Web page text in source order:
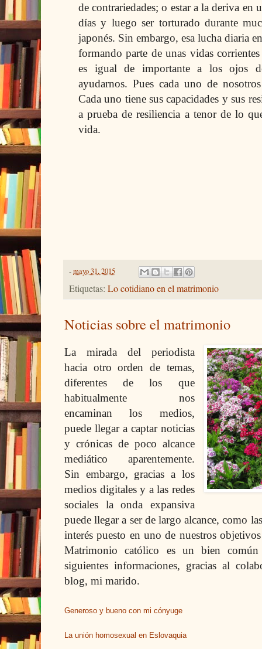
de contrariedades; o estar a la deriva en
días y luego ser torturado durante
japonés. Sin embargo, esa lucha diaria
formando parte de unas vidas
es igual de importante a los ojos
ayudarnos. Pues cada uno de
Cada uno tiene sus capacidades y sus
a prueba de resiliencia a tenor de lo
vida.
-mayo 31, 2015
Etiquetas: Lo cotidiano en el matrimonio
Noticias sobre el matrimonio
La mirada del periodista
hacia otro orden de temas,
diferentes de los que
habitualmente nos
encaminan los medios,
puede llegar a captar noticias
y crónicas de poco alcance
mediático aparentemente.
Sin embargo, gracias a los
medios digitales y a las redes
sociales la onda expansiva
puede llegar a ser de largo alcance, como
interés puesto en uno de nuestros
Matrimonio católico es un bien
siguientes informaciones, gracias al
blog, mi marido.
Generoso y bueno con mi cónyuge
La unión homosexual en Eslovaquia